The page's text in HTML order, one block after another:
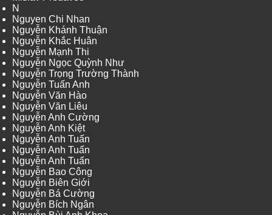
N
Nguyen Chi Nhan
Nguyễn Khánh Thuận
Nguyễn Khắc Huân
Nguyễn Mạnh Thi
Nguyễn Ngọc Quỳnh Như
Nguyễn Trọng Trường Thành
Nguyễn Tuấn Anh
Nguyễn Văn Hào
Nguyễn Văn Liêu
Nguyễn Anh Cường
Nguyễn Anh Kiệt
Nguyễn Anh Tuấn
Nguyễn Anh Tuấn
Nguyễn Anh Tuấn
Nguyễn Bao Công
Nguyễn Biên Giới
Nguyễn Bá Cường
Nguyễn Bích Ngân